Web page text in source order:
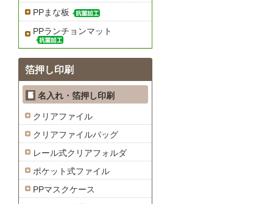
PPまな板
PPランチョンマット
箔押し印刷
名入れ・箔押し印刷
クリアファイル
クリアファイルバッグ
レール式クリアフォルダ
ポケット式ファイル
PPマスクケース